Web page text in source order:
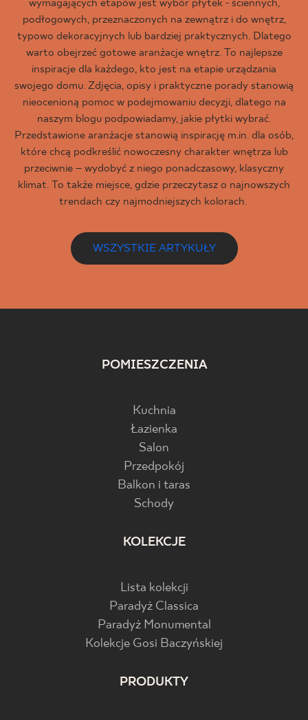
wymagających etapów jest wybór płytek - ściennych,
podłogowych, przeznaczonych na zewnątrz i do wnętrz,
typowo dekoracyjnych lub bardziej praktycznych. Dlatego
warto obejrzeć gotowe aranżacje wnętrz. To najlepsze
inspiracje dla każdego, kto jest na etapie urządzania
swojego domu. Zdjęcia, opisy i praktyczne porady stanowią
nieocenioną pomoc w podejmowaniu decyzji, dlatego na
naszym blogu podpowiadamy, jakie płytki wybrać.
Przedstawione aranżacje stanowią inspirację m.in. dla osób,
które chcą podkreślić nowoczesny charakter wnętrza lub
przeciwnie – wydobyć z niego ponadczasowy, klasyczny
klimat. To także miejsce, gdzie przeczytasz o najnowszych
trendach czy najmodniejszych kolorach.
WSZYSTKIE ARTYKUŁY
POMIESZCZENIA
Kuchnia
Łazienka
Salon
Przedpokój
Balkon i taras
Schody
KOLEKCJE
Lista kolekcji
Paradyż Classica
Paradyż Monumental
Kolekcje Gosi Baczyńskiej
PRODUKTY